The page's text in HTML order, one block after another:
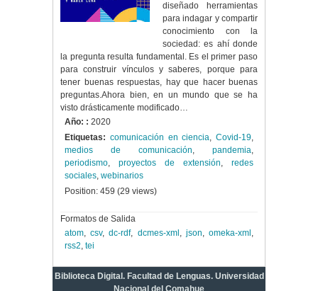
diseñado herramientas
para indagar y compartir
conocimiento con la
sociedad: es ahí donde
la pregunta resulta fundamental. Es el primer paso
para construir vínculos y saberes, porque para
tener buenas respuestas, hay que hacer buenas
preguntas.Ahora bien, en un mundo que se ha
visto drásticamente modificado…
Año: : 2020
Etiquetas: comunicación en ciencia, Covid-19,
medios de comunicación, pandemia,
periodismo, proyectos de extensión, redes
sociales, webinarios
Position: 459 (29 views)
Formatos de Salida
atom,csv,dc-rdf, dcmes-xml , json,omeka-xml ,
rss2, tei
Biblioteca Digital. Facultad de Lenguas. Universidad
Nacional del Comahue